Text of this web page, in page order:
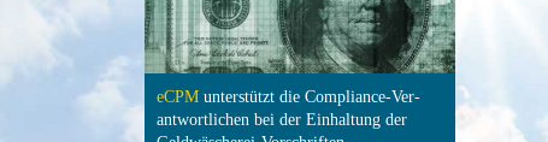
eCPM unter­stützt die Com­pliance-Ver­
antwort­lichen bei der Ein­haltung der